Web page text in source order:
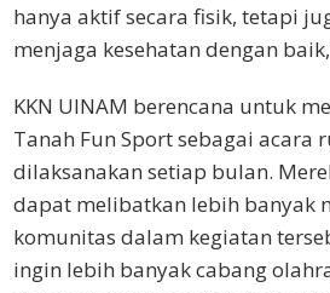
hanya aktif secara fisik, tetapi
menjaga kesehatan dengan
KKN UINAM berencana untuk
Tanah Fun Sport sebagai acara
dilaksanakan setiap bulan.
dapat melibatkan lebih banyak
komunitas dalam kegiatan
ingin lebih banyak cabang